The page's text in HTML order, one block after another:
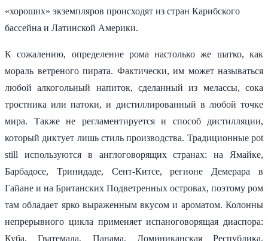
«хороших» экземпляров происходят из стран Карибского
бассейна и Латинской Америки.
К сожалению, определение рома настолько же шатко, как
мораль ветреного пирата. Фактически, им может называться
любой алкогольный напиток, сделанный из мелассы, сока
тростника или патоки, и дистиллированный в любой точке
мира. Также не регламентируется и способ дистилляции,
который диктует лишь стиль производства. Традиционные pot
still используются в англоговорящих странах: на Ямайке,
Барбадосе, Тринидаде, Сент-Китсе, регионе Демерара в
Гайане и на Британских Подветренных островах, поэтому ром
там обладает ярко выраженным вкусом и ароматом. Колонны
непрерывного цикла применяет испаноговорящая диаспора:
Куба, Гватемала, Панама, Доминиканская Республика,